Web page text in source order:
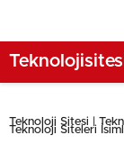
Teknoloji Sitesi |
Teknoloji Siteleri